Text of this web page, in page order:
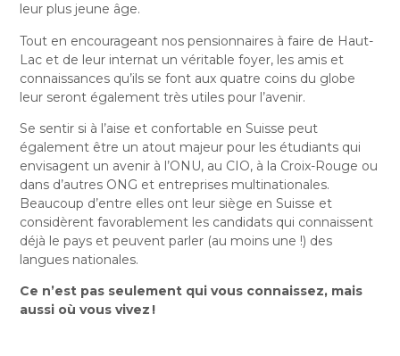
leur plus jeune âge.
Tout en encourageant nos pensionnaires à faire de Haut-
Lac et de leur internat un véritable foyer, les amis et
connaissances qu’ils se font aux quatre coins du globe
leur seront également très utiles pour l’avenir.
Se sentir si à l’aise et confortable en Suisse peut
également être un atout majeur pour les étudiants qui
envisagent un avenir à l’ONU, au CIO, à la Croix-Rouge ou
dans d’autres ONG et entreprises multinationales.
Beaucoup d’entre elles ont leur siège en Suisse et
considèrent favorablement les candidats qui connaissent
déjà le pays et peuvent parler (au moins une !) des
langues nationales.
Ce n’est pas seulement qui vous connaissez, mais
aussi où vous vivez !